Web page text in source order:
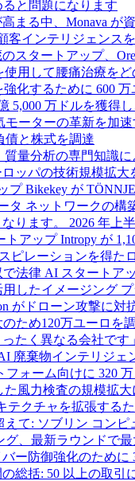
と問題になります
まる中、Monava が
客インテリジェンス
スタートアップ、
使用して腰痛治療を
化するために 600
5,000 万ドルを獲得
ーターの革新を加
債と株式を調達
質量分析の専門知識
ッパの技術規模拡
プ Bikekey が
タ ネットワークの構
ります。 2026 年上
アップ Intropy が
ピレーションを得
法律 AI スタートア
したイメージング
がドローン攻撃に対
ため120万ユーロを
たく異なる会社で
廃棄物インテリジ
ォーム向けに 320
た風力検査の規模拡
テクチャを拡張する
て: ソブリン コン
、最新ラウンドで
ー防御強化のために
総括: 50 以上の取引